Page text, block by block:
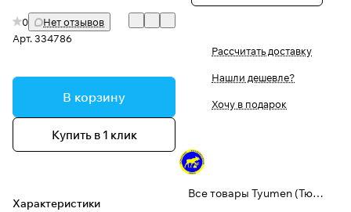
0
Нет отзывов
Арт.334786
В корзину
Купить в 1 клик
Характеристики
Рассчитать доставку
Нашли дешевле?
Хочу в подарок
Все товары Tyumen (Тюмень)